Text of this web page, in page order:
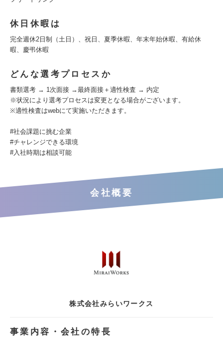
休日休暇は
完全週休2日制（土日）、祝日、夏季休暇、年末年始休暇、有給休
暇、慶弔休暇
どんな選考プロセスか
書類選考 → 1次面接 →最終面接＋適性検査 → 内定
※状況により選考プロセスは変更となる場合がございます。
※適性検査はwebにて実施いただきます。
#社会課題に挑む企業
#チャレンジできる環境
#入社時期は相談可能
会社概要
株式会社みらいワークス
事業内容・会社の特長